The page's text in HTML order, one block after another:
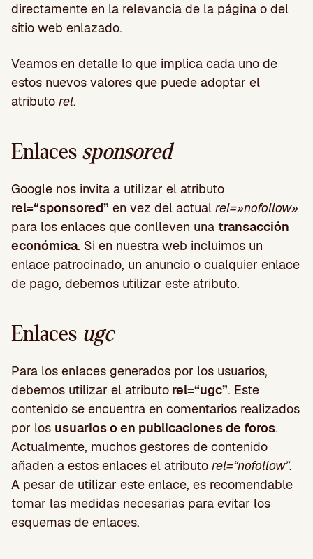
directamente en la relevancia de la página o del
sitio web enlazado.
Veamos en detalle lo que implica cada uno de
estos nuevos valores que puede adoptar el
atributo rel.
Enlaces sponsored
Google nos invita a utilizar el atributo
rel=“sponsored” en vez del actual rel=»nofollow»
para los enlaces que conlleven una transacción
económica. Si en nuestra web incluimos un
enlace patrocinado, un anuncio o cualquier enlace
de pago, debemos utilizar este atributo.
Enlaces ugc
Para los enlaces generados por los usuarios,
debemos utilizar el atributo rel=“ugc”. Este
contenido se encuentra en comentarios realizados
por los usuarios o en publicaciones de foros.
Actualmente, muchos gestores de contenido
añaden a estos enlaces el atributo rel=“nofollow”.
A pesar de utilizar este enlace, es recomendable
tomar las medidas necesarias para evitar los
esquemas de enlaces.